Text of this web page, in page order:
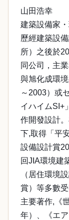
山田浩幸
建築設備家
歷經建築設
所）之後於
同公司，主
與旭化成環
～2003）或
イハイムSI+
作開發設計
下,取得「平
設備設計賞
回JIA環境建
（居住環境
賞）等多數受
主要著作,《
年）、《エ